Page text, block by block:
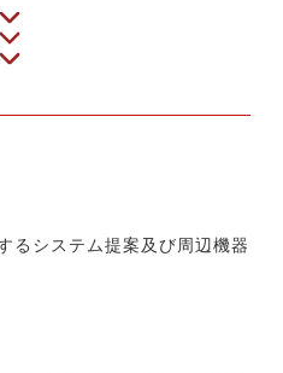
るシステム提案及び周辺機器